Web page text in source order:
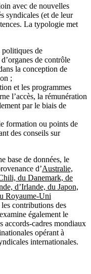
avec de nouvelles
syndicales (et de leur
La typologie met
politiques de
de contrôle
la conception de
;
et les programmes
l’accès, la rémunération
par le biais de
formation ou points de
des conseils sur
base de données, le
d’Australie,
du Danemark, de
d’Irlande, du Japon,
Royaume-Uni
les contributions des
également le
accords-cadres mondiaux
opérant à
internationales.